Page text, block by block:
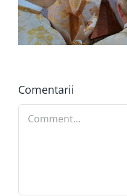
Comentarii
Comment